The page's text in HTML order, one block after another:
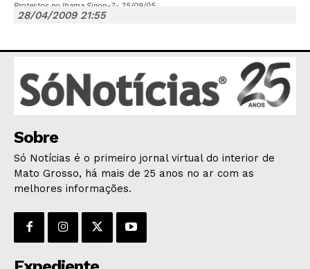
POLÍCIA
ESPORTES
ECONOMIA
OPINIÃO
Protestos no Ibama Sinop-2- 25/09/05
28/04/2009 21:55
Sobre
Só Notícias é o primeiro jornal virtual do interior de
Mato Grosso, há mais de 25 anos no ar com as
melhores informações.